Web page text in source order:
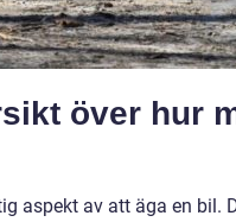
över hur
aspekt av att äga en bil.